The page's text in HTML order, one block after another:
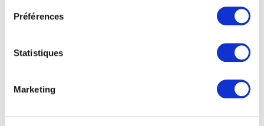
Préférences
Statistiques
Marketing